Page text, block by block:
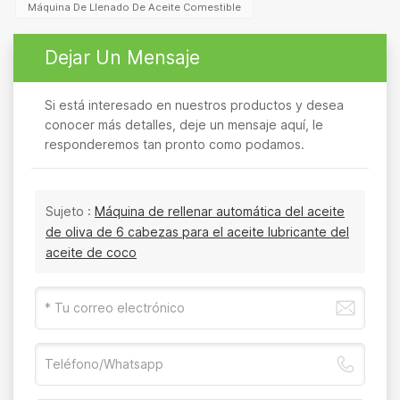
Máquina De Llenado De Aceite Comestible
Dejar Un Mensaje
Si está interesado en nuestros productos y desea
conocer más detalles, deje un mensaje aquí, le
responderemos tan pronto como podamos.
Sujeto : Máquina de rellenar automática del aceite
de oliva de 6 cabezas para el aceite lubricante del
aceite de coco